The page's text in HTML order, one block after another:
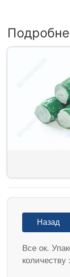
Назад
Все ок.
количеству